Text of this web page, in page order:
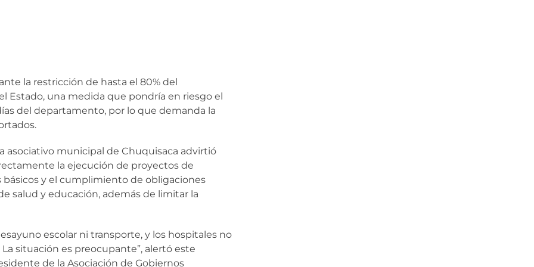
la restricción de hasta el 80% del
Estado, una medida que pondría en riesgo el
del departamento, por lo que demanda la
municipal de Chuquisaca advirtió
la ejecución de proyectos de
y el cumplimiento de obligaciones
salud y educación, además de limitar la
escolar ni transporte, y los hospitales no
situación es preocupante”, alertó este
de la Asociación de Gobiernos